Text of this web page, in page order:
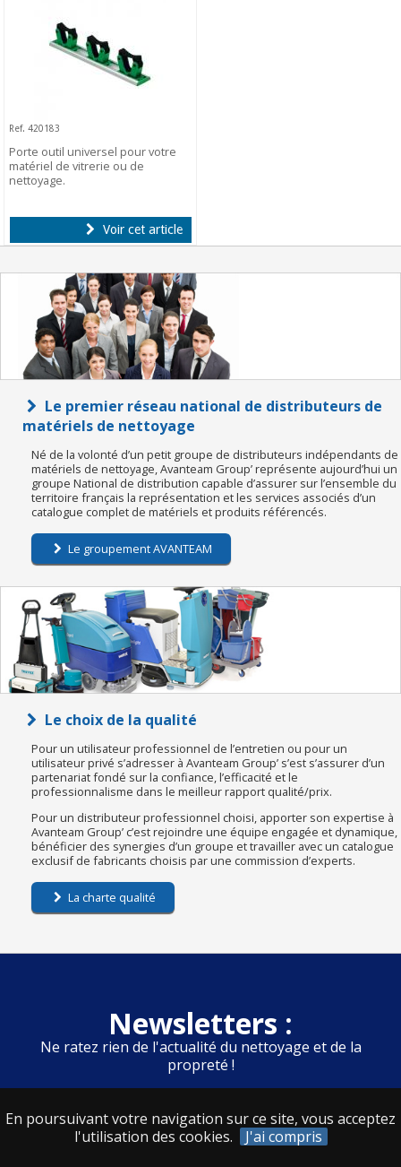
En poursuivant votre navigation sur ce site, vous acceptez
l'utilisation des cookies.
J'ai compris
Ref. 420183
Porte outil universel pour votre
matériel de vitrerie ou de
nettoyage.
Voir cet article
Le premier réseau national de distributeurs de
matériels de nettoyage
Né de la volonté d’un petit groupe de distributeurs indépendants de
matériels de nettoyage, Avanteam Group’ représente aujourd’hui un
groupe National de distribution capable d’assurer sur l’ensemble du
territoire français la représentation et les services associés d’un
catalogue complet de matériels et produits référencés.
Le groupement AVANTEAM
Le choix de la qualité
Pour un utilisateur professionnel de l’entretien ou pour un
utilisateur privé s’adresser à Avanteam Group’ s’est s’assurer d’un
partenariat fondé sur la confiance, l’efficacité et le
professionnalisme dans le meilleur rapport qualité/prix.
Pour un distributeur professionnel choisi, apporter son expertise à
Avanteam Group’ c’est rejoindre une équipe engagée et dynamique,
bénéficier des synergies d’un groupe et travailler avec un catalogue
exclusif de fabricants choisis par une commission d’experts.
La charte qualité
Newsletters :
Ne ratez rien de l'actualité du nettoyage et de la
propreté !